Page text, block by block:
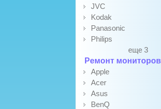
JVC
Kodak
Panasonic
Philips
еще 3
Ремонт мониторов
Apple
Acer
Asus
BenQ